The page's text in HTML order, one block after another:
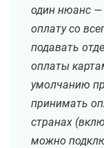
один нюанс
оплату со
подавать
оплаты
умолчанию
принимать
странах
можно